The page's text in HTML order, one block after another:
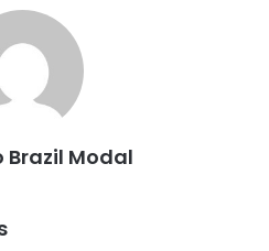
Brazil Modal